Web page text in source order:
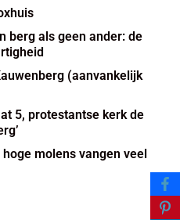
berg als geen ander: de
(aanvankelijk
5, protestantse kerk de
molens vangen veel